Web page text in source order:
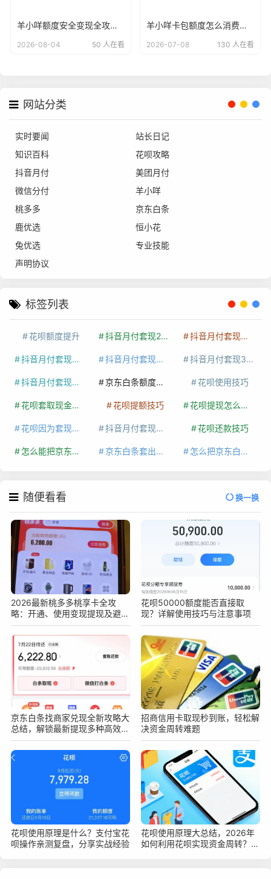
羊小咩额度安全变现全攻略：2026年最新5种回收模式新变革，合规与征信双保障
2026-08-04 50 人在看
羊小咩卡包额度怎么消费变现?这两个常用方法教你提现
2026-07-08 130 人在看
网站分类
实时要闻
站长日记
知识百科
花呗攻略
抖音月付
美团月付
微信分付
羊小咩
桃多多
京东白条
鹿优选
恒小花
兔优选
专业技能
声明协议
标签列表
花呗额度提升 抖音月付套现24小时接单 抖音月付套现怎么套
抖音月付套现多少手续费 抖音月付套现商家有哪些 抖音月付套现30秒技巧
抖音月付套现最新方法 京东白条额度提升 花呗使用技巧
花呗套取现金最佳方法 花呗提额技巧 花呗提现怎么操作
花呗因为套现被限额了这种情况要多久才会好 抖音月付套现秒回100起 花呗还款技巧
怎么能把京东白条额度钱套出来 京东白条套出来手续费多少 怎么把京东白条的钱取出来
随便看看 换一换
2026最新桃多多桃享卡全攻
略：开通、使用变现提现及避坑
指南
花呗50000额度能否直接取
现？详解使用技巧与注意事项
京东白条找商家兑现全新攻略大
总结，解锁最新提现多种高效安
全变现新技巧
招商信用卡取现秒到账，轻松解
决资金周转难题
花呗使用原理是什么？支付宝花
呗操作亲测复盘，分享实战经验
花呗使用原理大总结，2026年
如何利用花呗实现资金周转？深